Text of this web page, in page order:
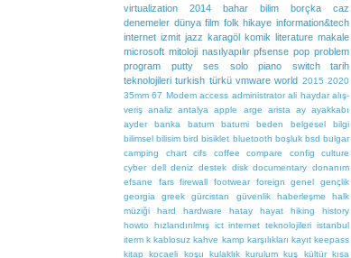
virtualization
2014 bahar bilim borçka
caz
denemeler dünya film folk hikaye information&tech
internet izmit jazz karagöl komik literature makale
microsoft mitoloji nasılyapılır pfsense pop problem
program
putty ses solo piano switch
tarih
teknolojileri turkish türkü vmware world 2015 2020
35mm 67 Modem access administrator ali haydar alış-
veriş analiz antalya apple arge arista ay ayakkabı
ayder
banka batum batumi beden belgesel
bilgi
bilimsel bilisim bird bisiklet bluetooth boşluk bsd bulgar
camping
chart cifs coffee compare config
culture
cyber dell deniz destek disk documentary donanım
efsane
fars firewall footwear foreign genel
gençlik
georgia
greek gürcistan güvenlik haberleşme
halk
müziği
hard hardware hatay hayat hiking
history
howto
hızlandırılmış ict internet teknolojileri istanbul
iterm k kablosuz kahve kamp karşılıkları kayıt keepass
kitap
kocaeli koşu kulaklık kurulum kuş kültür kısa